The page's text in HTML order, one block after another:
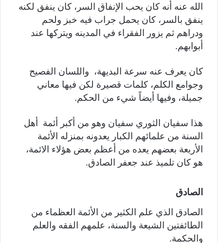
الله عنه أنه كان يحب الإنفاق السر، كان ينفق لكنه
ينفق بالسر، كان يحمل جراب فيه خبز ولحم
ودراهم ثم يزور الفقراء في المدينه ويتركها عند
أبوابهم.
كان يعرف عنه سرعة البديهة، واللسان الفصيح
وجوامع الكلم، كلمات قصيرة لكن فيها معاني
جميلة، وفيها أيضاً شيء من الحكم.
هذا سفيان الثوري سفيان وهو من أكبر أئمة أهل
السنة من علمائهم الكبار يعدونه بمنزله الأئمة
الأربعة بعضهم يعده من أعظم بعض هؤلاء الائمة،
هو كان تلميذ عند جعفر الصادق.
الصادق
الصادق الذي علم الكثير من الأئمة العظماء من
الطائفتين الشيعة والسنة، علمهم الفقه والعلم
والحكمة.